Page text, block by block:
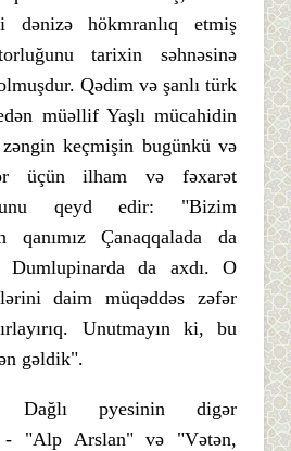
dənizə hökmranlıq etmiş
tarixin səhnəsinə
Qədim və şanlı türk
müəllif Yaşlı mücahidin
keçmişin bugünkü və
üçün ilham və fəxarət
qeyd edir: "Bizim
qanımız Çanaqqalada da
Dumlupinarda da axdı. O
daim müqəddəs zəfər
Unutmayın ki, bu
gəldik".
Dağlı pyesinin digər
- "Alp Arslan" və "Vətən,